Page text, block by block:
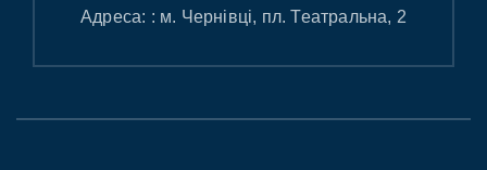
Адреса: : м. Чернівці, пл. Театральна, 2